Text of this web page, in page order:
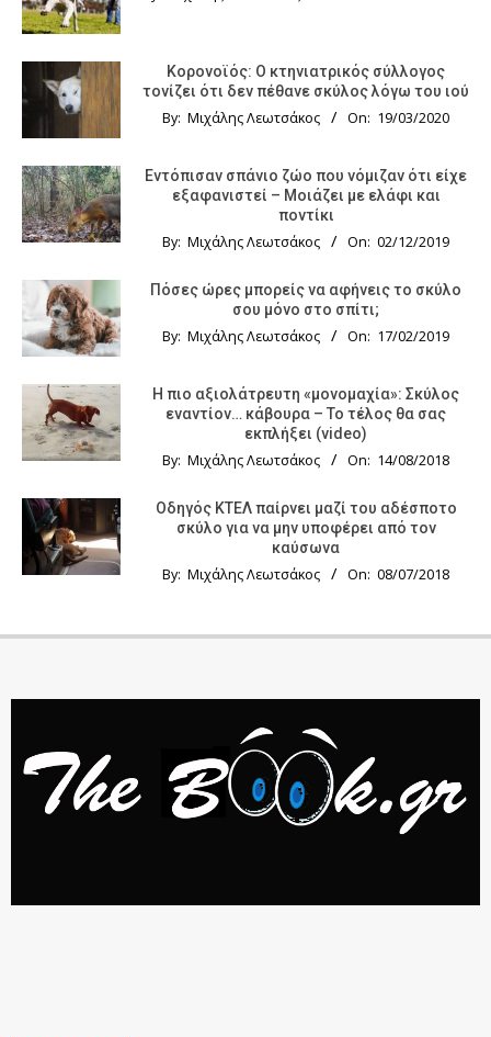
Κορονοϊός: Ο κτηνιατρικός σύλλογος
τονίζει ότι δεν πέθανε σκύλος λόγω του ιού
By: Μιχάλης Λεωτσάκος On: 19/03/2020
Εντόπισαν σπάνιο ζώο που νόμιζαν ότι είχε
εξαφανιστεί – Μοιάζει με ελάφι και
ποντίκι
By: Μιχάλης Λεωτσάκος On: 02/12/2019
Πόσες ώρες μπορείς να αφήνεις το σκύλο
σου μόνο στο σπίτι;
By: Μιχάλης Λεωτσάκος On: 17/02/2019
Η πιο αξιολάτρευτη «μονομαχία»: Σκύλος
εναντίον… κάβουρα – Το τέλος θα σας
εκπλήξει (video)
By: Μιχάλης Λεωτσάκος On: 14/08/2018
Οδηγός KTΕΛ παίρνει μαζί του αδέσποτο
σκύλο για να μην υποφέρει από τον
καύσωνα
By: Μιχάλης Λεωτσάκος On: 08/07/2018